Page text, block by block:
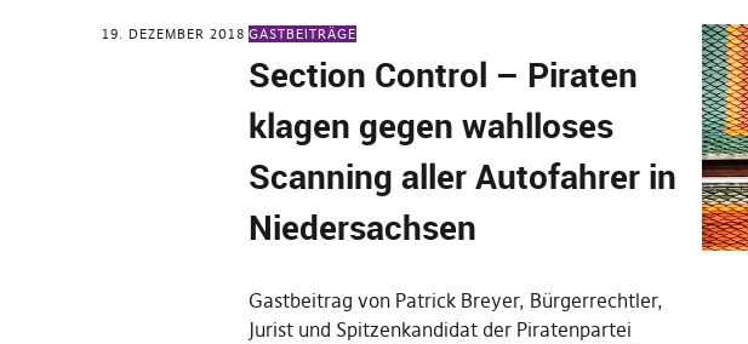
19. DEZEMBER 2018 GASTBEITRÄGE
Section Control – Piraten
klagen gegen wahlloses
Scanning aller Autofahrer in
Niedersachsen
Gastbeitrag von Patrick Breyer, Bürgerrechtler,
Jurist und Spitzenkandidat der Piratenpartei